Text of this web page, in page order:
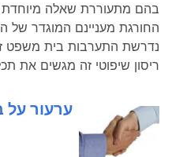
בהם מתעוררת שאלה מיוחדת
החורגת מעניינם המוגדר של
נדרשת התערבות בית משפט זה
ריסון שיפוטי זה מגשים את
ערעור על